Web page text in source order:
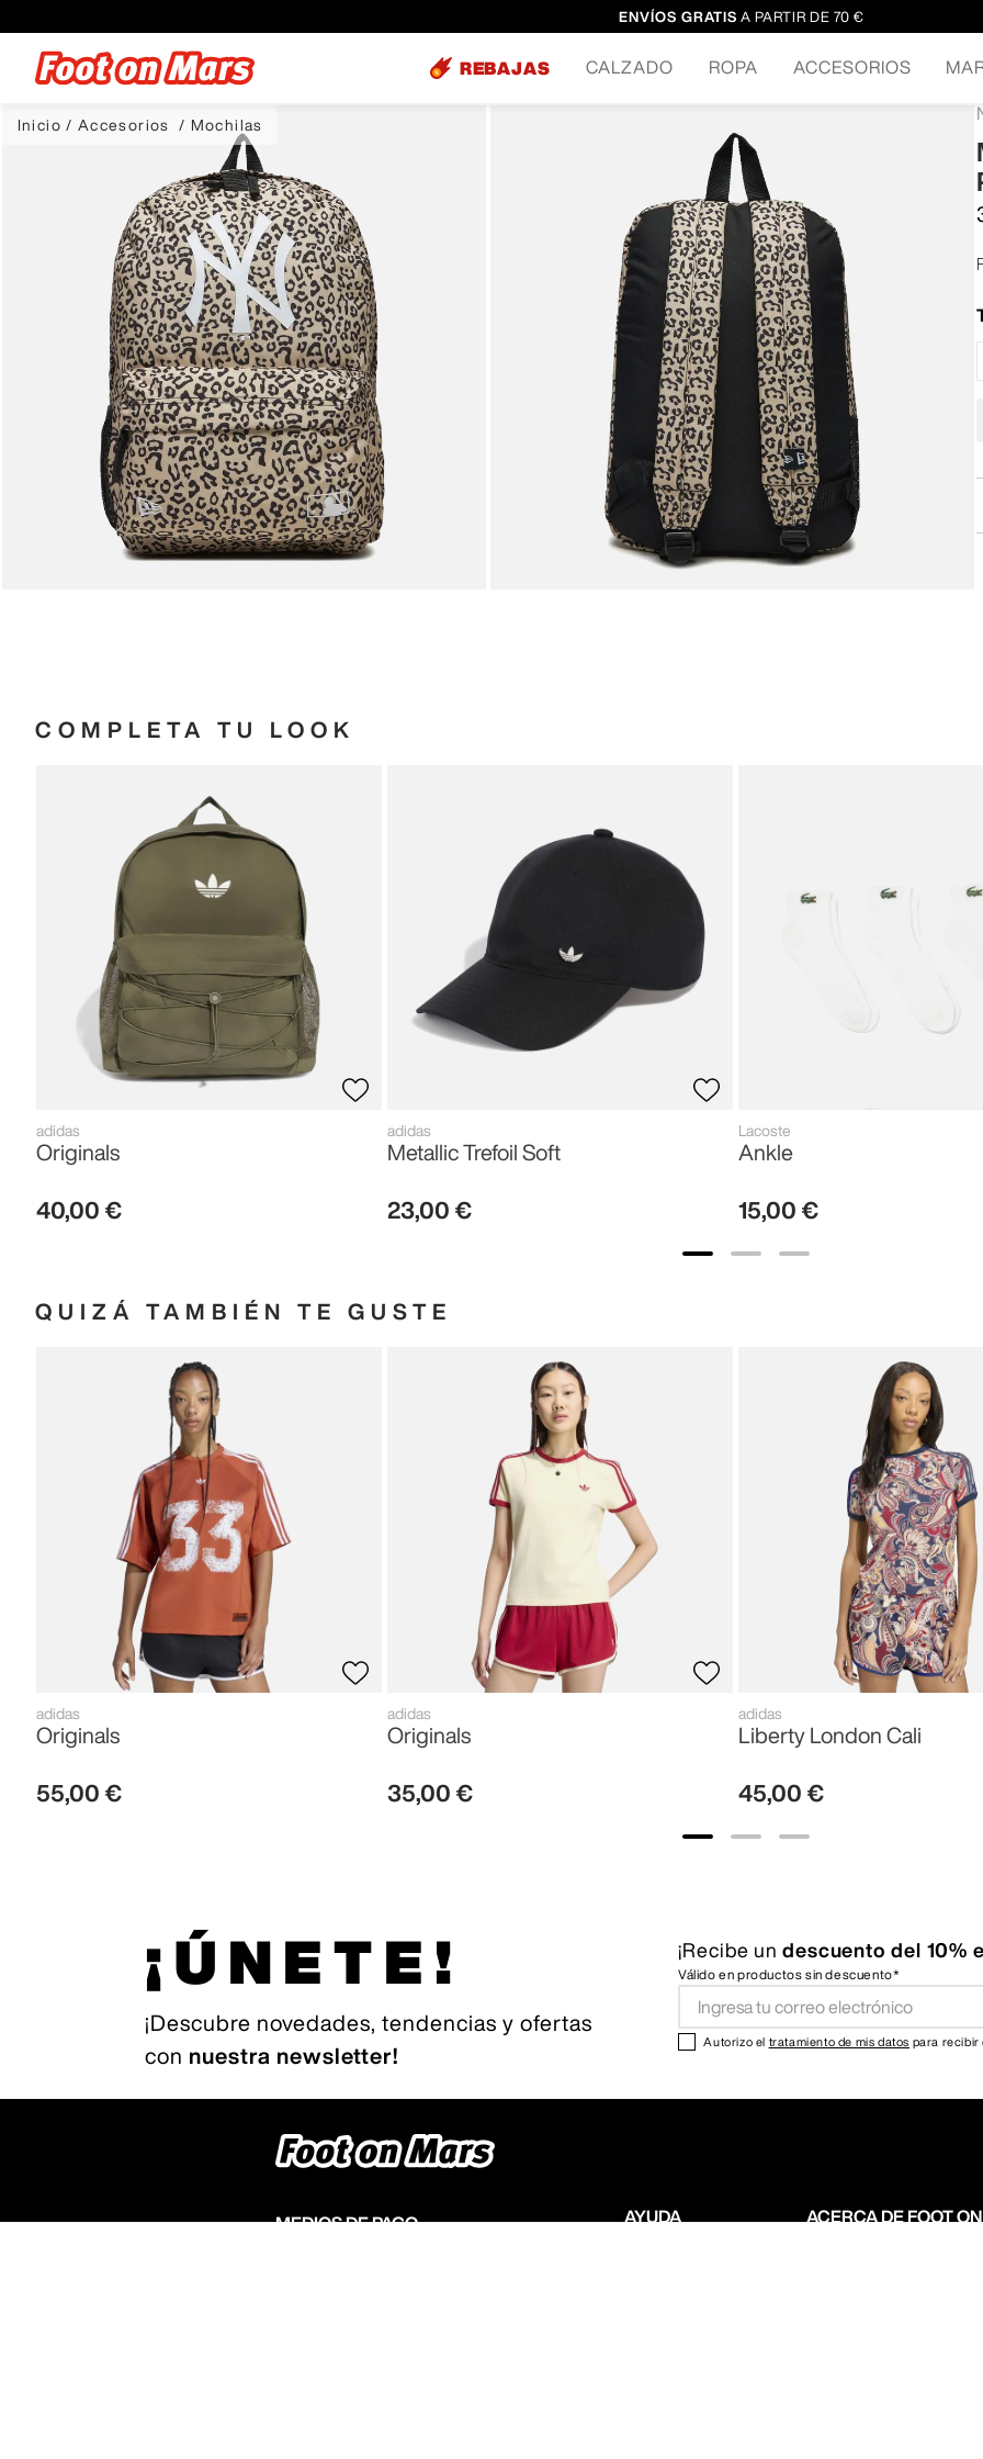
ENVÍOS GRATIS A PARTIR DE 70 €
REBAJAS CALZADO ROPA ACCESORIOS
Accesorios Mochilas
COMPLETA TU LOOK
adidas
Originals
40,00 €
adidas
Metallic Trefoil Soft
23,00 €
Lacoste
Ankle
15,00 €
QUIZÁ TAMBIÉN TE GUSTE
adidas
Originals
55,00 €
adidas
Originals
35,00 €
adidas
Liberty London Cali
45,00 €
¡ÚNETE!
¡Descubre novedades, tendencias y ofertas
con nuestra newsletter!
¡Recibe un descuento del 10%
Válido en productos sin descuento*
Autorizo el tratamiento de mis datos para recibir
MEDIOS DE PAGO AYUDA ACERCA DE FOOT